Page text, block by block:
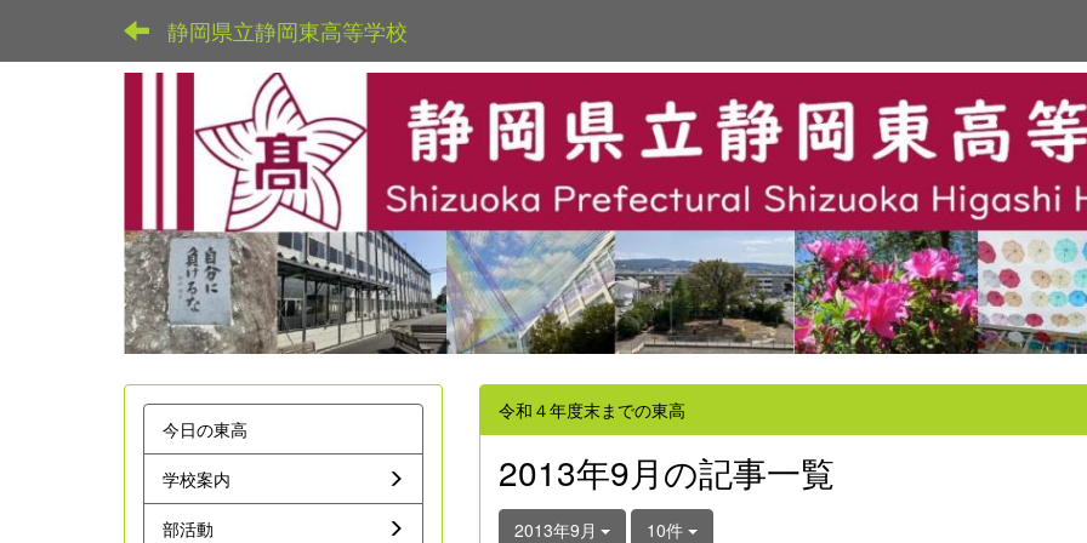
静岡県立静岡東高等学校
令和４年度末までの東高
2013年9月の記事一覧
2013年9月 10件
今日の東高
学校案内
部活動